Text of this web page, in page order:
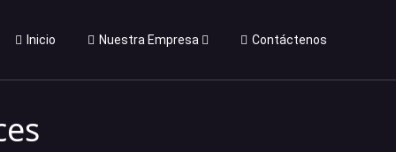
Inicio Nuestra Empresa Contáctenos